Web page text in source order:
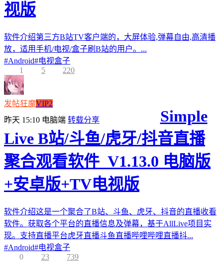
视版
软件介绍第三方B站TV客户端的，大屏体验,弹幕自由,高清播
放，适用手机/电视/盒子刷B站的用户。...
#Android#电视盒子
1
5 220
发帖狂魔VIP2
昨天 15:10 电脑端 转载分享
Simple
Live B站/斗鱼/虎牙/抖音直播
聚合观看软件_V1.13.0 电脑版
+安卓版+TV电视版
软件介绍这是一个聚合了B站、斗鱼、虎牙、抖音的直播收看
软件。获取各个平台的直播信息及弹幕，基于AllLive项目实
现。支持直播平台虎牙直播斗鱼直播哔哩哔哩直播抖...
#Android#电视盒子
0
23 739